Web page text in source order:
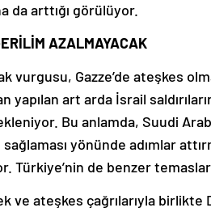
da arttığı görülüyor.
AZALMAYACAK
vurgusu, Gazze’de ateşkes
yapılan art arda İsrail
Bu anlamda, Suudi
sağlaması yönünde adımlar
Türkiye’nin de benzer
ve ateşkes çağrılarıyla birlikte